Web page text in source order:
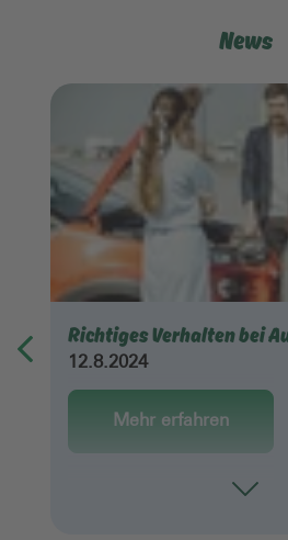
News
Richtiges Verhalten bei
12.8.2024
Mehr erfahren